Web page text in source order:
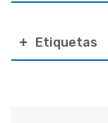
Etiquetas